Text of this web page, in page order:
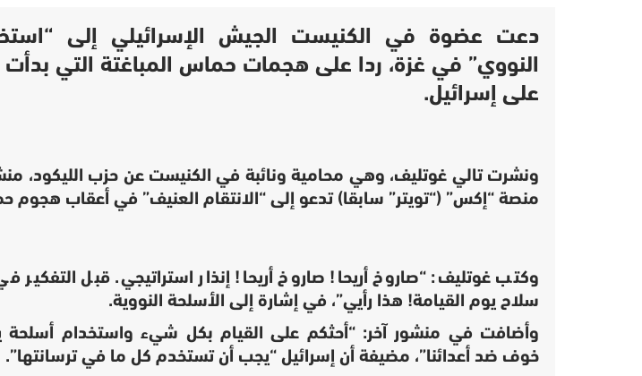
دعت عضوة في الكنيست الجيش الإسرائيلي إلى
النووي” في غزة، ردا على هجمات حماس المباغتة التي
على إسرائيل.
ونشرت تالي غوتليف، وهي محامية ونائبة في الكنيست عن حزب الليكود،
منصة “إكس” (“تويتر” سابقا) تدعو إلى “الانتقام العنيف” في أعقاب هجوم
وكتب غوتليف: “صاروخ أريحا! صاروخ أريحا! إنذار استراتيجي. قبل التفكير
سلاح يوم القيامة! هذا رأيي”، في إشارة إلى الأسلحة النووية.
وأضافت في منشور آخر: “أحثكم على القيام بكل شيء واستخدام أسلحة
خوف ضد أعدائنا”، مضيفة أن إسرائيل “يجب أن تستخدم كل ما في ترسانتها”.